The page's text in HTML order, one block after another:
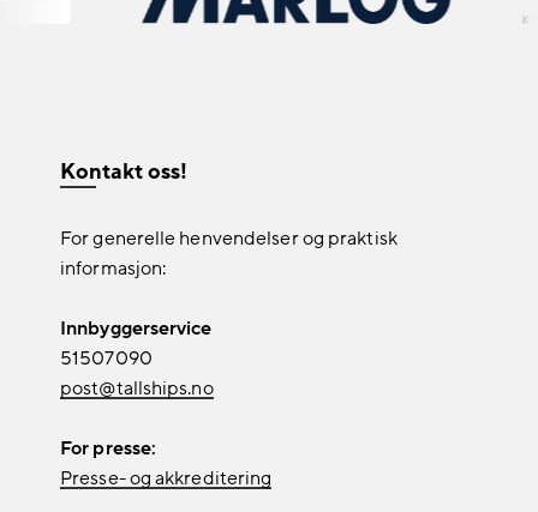
Kontakt oss!
For generelle henvendelser og praktisk
informasjon:
Innbyggerservice
51507090
post@tallships.no
For presse:
Presse- og akkreditering